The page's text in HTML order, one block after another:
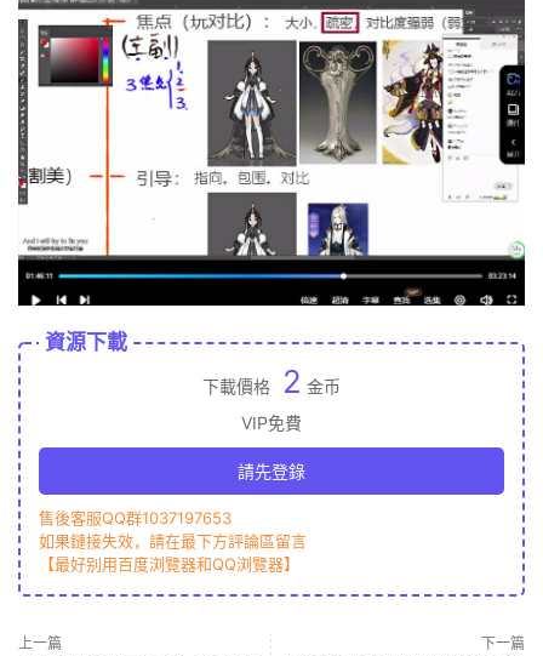
資源下載
下載價格 2 金币
VIP免費
請先登錄
售後客服QQ群1037197653
如果鏈接失效，請在最下方評論區留言
【最好别用百度浏覽器和QQ浏覽器】
上一篇 下一篇